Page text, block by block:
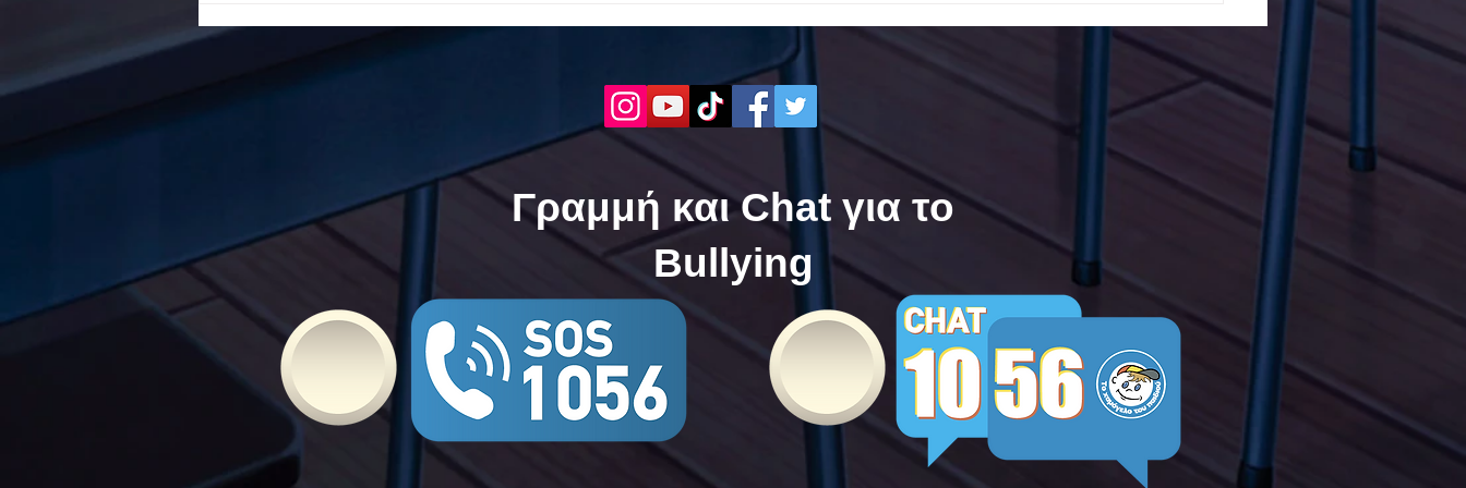
Τώρα" όλα τα σχολεία της
Ελλάδας ενώνουν τις
δυνάμεις τους ενάντια στο
Bullying
| Μίλα Τώρα. Με σύνθημα
"Μίλα Τώρα" όλα τα σχολεία
της Ελλάδας ενώνουν τις
δυνάμεις τους ενάντια στο
Γραμμή και Chat για το
Bullying